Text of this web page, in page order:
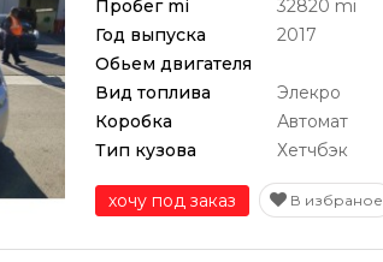
Пробег mi
32820 mi
Год выпуска
2017
Обьем двигателя
Вид топлива
Элекро
Коробка
Автомат
Тип кузова
Хетчбэк
хочу под заказ В избраное